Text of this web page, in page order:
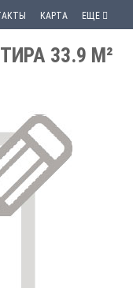
КАРТА ЕЩЕ
33.9 М²